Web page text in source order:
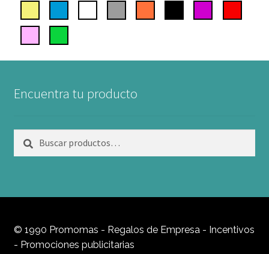
Encuentra tu producto
Buscar
Buscar
© 1990 Promomas - Regalos de Empresa - Incentivos
- Promociones publicitarias